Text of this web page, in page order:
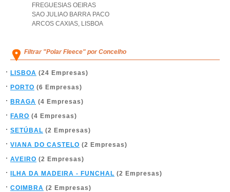
FREGUESIAS OEIRAS
SAO JULIAO BARRA PACO
ARCOS CAXIAS, LISBOA
Filtrar "Polar Fleece" por Concelho
LISBOA (24 Empresas)
PORTO (6 Empresas)
BRAGA (4 Empresas)
FARO (4 Empresas)
SETÚBAL (2 Empresas)
VIANA DO CASTELO (2 Empresas)
AVEIRO (2 Empresas)
ILHA DA MADEIRA - FUNCHAL (2 Empresas)
COIMBRA (2 Empresas)